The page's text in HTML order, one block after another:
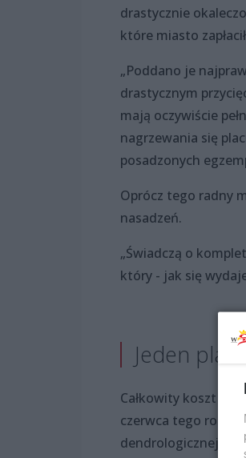
drastycznie
które miasto
„Poddano je
drastycznym
mają oczywiście
nagrzewania się
posadzonych
Oprócz tego radny
nasadzeń.
„Świadczą o
który - jak się
Jeden
Całkowity koszt
czerwca tego roku
dendrologicznej.